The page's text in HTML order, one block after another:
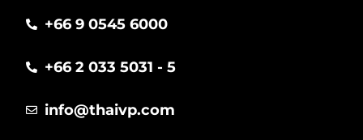
+66 9 0545 6000
+66 2 033 5031 - 5
info@thaivp.com